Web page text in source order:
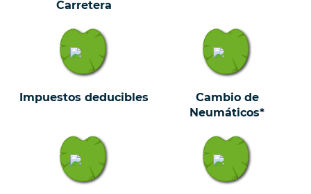
Carretera
Impuestos deducibles
Cambio de
Neumáticos*